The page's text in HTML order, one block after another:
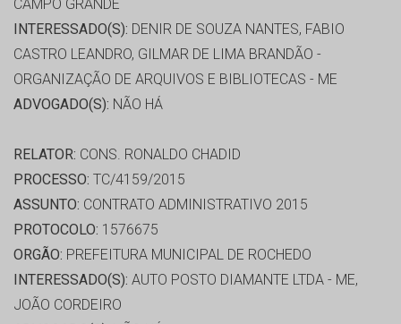
CAMPO GRANDE
INTERESSADO(S): DENIR DE SOUZA NANTES, FABIO
CASTRO LEANDRO, GILMAR DE LIMA BRANDÃO -
ORGANIZAÇÃO DE ARQUIVOS E BIBLIOTECAS - ME
ADVOGADO(S): NÃO HÁ
RELATOR: CONS. RONALDO CHADID
PROCESSO: TC/4159/2015
ASSUNTO: CONTRATO ADMINISTRATIVO 2015
PROTOCOLO: 1576675
ORGÃO: PREFEITURA MUNICIPAL DE ROCHEDO
INTERESSADO(S): AUTO POSTO DIAMANTE LTDA - ME,
JOÃO CORDEIRO